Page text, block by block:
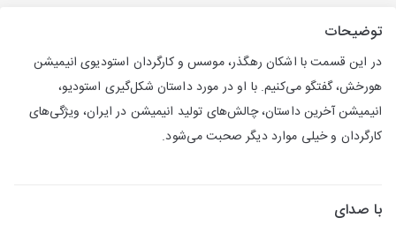
توضیحات
در این قسمت با اشکان رهگذر، موسس و کارگردان استودیوی انیمیشن
هورخش، گفتگو می‌کنیم. با او در مورد داستان شکل‌گیری استودیو،
انیمیشن آخرین داستان، چالش‌های تولید انیمیشن در ایران، ویژگی‌های
کارگردان و خیلی موارد دیگر صحبت می‌شود.
با صدای